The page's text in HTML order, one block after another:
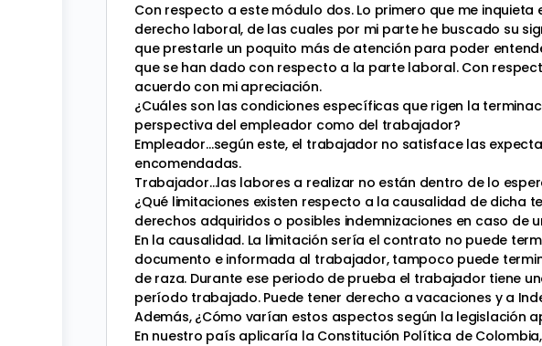
Con respecto a este módulo dos. Lo primero que me
derecho laboral, de las cuales por mi parte he buscado su
que prestarle un poquito más de atención para poder
que se han dado con respecto a la parte laboral. Con
acuerdo con mi apreciación.
¿Cuáles son las condiciones específicas que rigen la
perspectiva del empleador como del trabajador?
Empleador…según este, el trabajador no satisface las
encomendadas.
Trabajador…las labores a realizar no están dentro de lo
¿Qué limitaciones existen respecto a la causalidad de dicha
derechos adquiridos o posibles indemnizaciones en caso de
En la causalidad. La limitación sería el contrato no puede
documento e informada al trabajador, tampoco puede
de raza. Durante ese periodo de prueba el trabajador tiene
período trabajado. Puede tener derecho a vacaciones y a
Además, ¿Cómo varían estos aspectos según la legislación
En nuestro país aplicaría la Constitución Política de